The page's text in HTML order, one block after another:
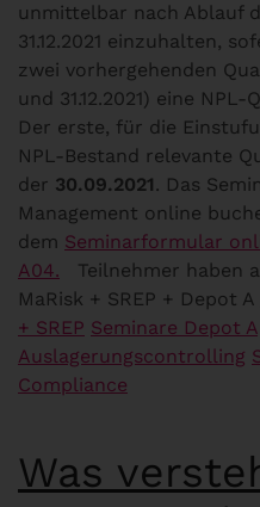
unmittelbar nach Ablauf
31.12.2021 einzuhalten,
zwei vorhergehenden
und 31.12.2021) eine
Der erste, für die
NPL-Bestand relevante
der 30.09.2021. Das
Management online
dem Seminarformular
A04.
Teilnehmer haben
MaRisk + SREP + Depot
+ SREP Seminare Depot A
Auslagerungscontrolling
Compliance
Was